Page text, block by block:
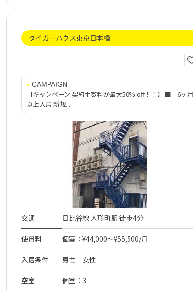
タイガーハウス東京日本橋
CAMPAIGN
【キャンペーン 契約手数料が最大50% off！！】 ■□6ヶ月
以上入居 新規...
交通 日比谷線 人形町駅 徒歩4分
使用料 個室：¥44,000～¥55,500/月
入居条件 男性 女性
空室 個室：3